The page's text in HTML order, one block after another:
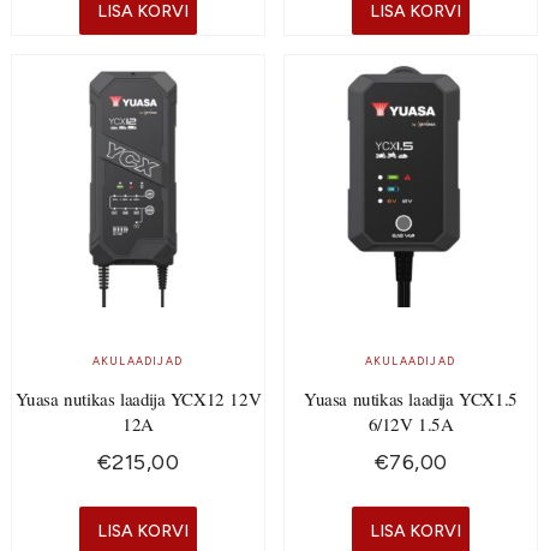
LISA KORVI LISA KORVI
AKULAADIJAD
Yuasa nutikas laadija YCX12 12V
12A
€215,00
LISA KORVI
AKULAADIJAD
Yuasa nutikas laadija YCX1.5
6/12V 1.5A
€76,00
LISA KORVI